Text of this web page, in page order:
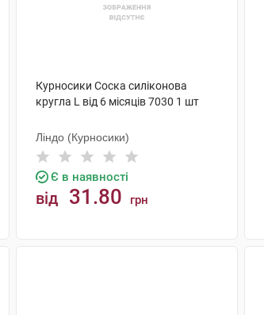
Курносики Соска силіконова
кругла L від 6 місяців 7030 1 шт
Ліндо (Курносики)
Є в наявності
від 31.80 грн